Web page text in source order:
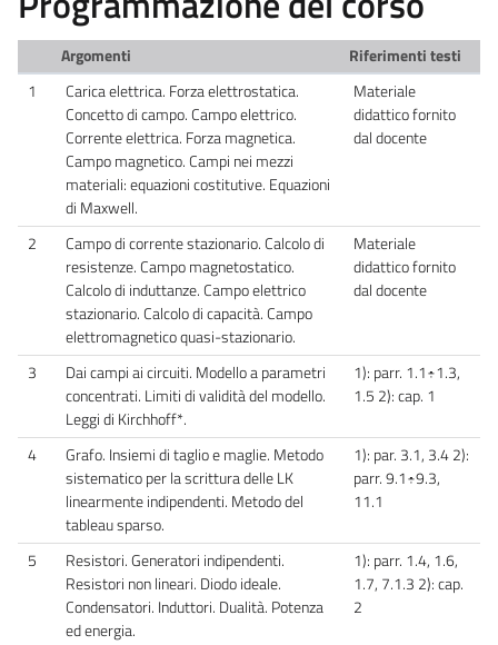
Argomenti
Riferimenti testi
1
Carica elettrica. Forza elettrostatica.
Concetto di campo. Campo elettrico.
Corrente elettrica. Forza magnetica.
Campo magnetico. Campi nei mezzi
materiali: equazioni costitutive. Equazioni
di Maxwell.
Materiale
didattico fornito
dal docente
2
Campo di corrente stazionario. Calcolo di
resistenze. Campo magnetostatico.
Calcolo di induttanze. Campo elettrico
stazionario. Calcolo di capacità. Campo
elettromagnetico quasi-stazionario.
Materiale
didattico fornito
dal docente
3
Dai campi ai circuiti. Modello a parametri
concentrati. Limiti di validità del modello.
Leggi di Kirchhoff*.
1): parr. 1.1÷1.3,
1.5 2): cap. 1
4
Grafo. Insiemi di taglio e maglie. Metodo
sistematico per la scrittura delle LK
linearmente indipendenti. Metodo del
tableau sparso.
1): par. 3.1, 3.4 2):
parr. 9.1÷9.3,
11.1
5
Resistori. Generatori indipendenti.
Resistori non lineari. Diodo ideale.
Condensatori. Induttori. Dualità. Potenza
ed energia.
1): parr. 1.4, 1.6,
1.7, 7.1.3 2): cap.
2